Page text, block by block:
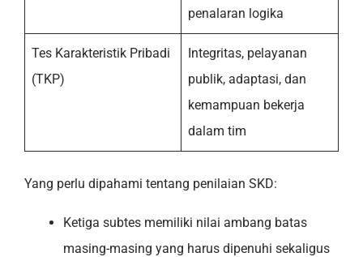
penalaran logika
Tes Karakteristik Pribadi
(TKP)
Integritas, pelayanan
publik, adaptasi, dan
kemampuan bekerja
dalam tim
Yang perlu dipahami tentang penilaian SKD:
Ketiga subtes memiliki nilai ambang batas
masing-masing yang harus dipenuhi sekaligus